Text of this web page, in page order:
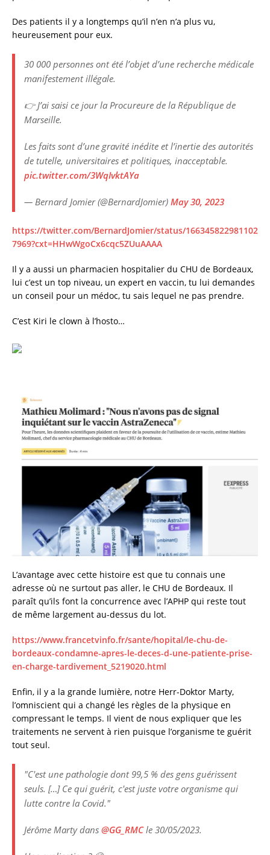
Des patients il y a longtemps qu’il n’en n’a plus vu,
heureusement pour eux.
30 000 personnes ont été l’objet d’une recherche médicale
manifestement illégale.
👉 J’ai saisi ce jour la Procureure de la République de
Marseille.
Les faits sont d’une gravité inédite et l’inertie des autorités
de tutelle, universitaires et politiques, inacceptable.
pic.twitter.com/3WqIvktAYa
— Bernard Jomier (@BernardJomier) May 30, 2023
https://twitter.com/BernardJomier/status/166345822981102
7969?cxt=HHwWgoCx6cqc5ZUuAAAA
Il y a aussi un pharmacien hospitalier du CHU de Bordeaux,
lui c’est un top niveau, un expert en vaccin, tu lui demandes
un conseil pour un médoc, tu sais lequel ne pas prendre.
C’est Kiri le clown à l’hosto…
L’avantage avec cette histoire est que tu connais une
adresse où ne surtout pas aller, le CHU de Bordeaux. Il
paraît qu’ils font la concurrence avec l’APHP qui reste tout
de même largement au-dessus du lot.
https://www.francetvinfo.fr/sante/hopital/le-chu-de-
bordeaux-condamne-apres-le-deces-d-une-patiente-prise-
en-charge-tardivement_5219020.html
Enfin, il y a la grande lumière, notre Herr-Doktor Marty,
l’omniscient qui a changé les règles de la physique en
compressant le temps. Il vient de nous expliquer que les
traitements ne servent à rien puisque l’organisme te guérit
tout seul.
"C'est une pathologie dont 99,5 % des gens guérissent
seuls. […] Ce qui guérit, c'est juste votre organisme qui
lutte contre la Covid."
Jérôme Marty dans @GG_RMCle 30/05/2023.